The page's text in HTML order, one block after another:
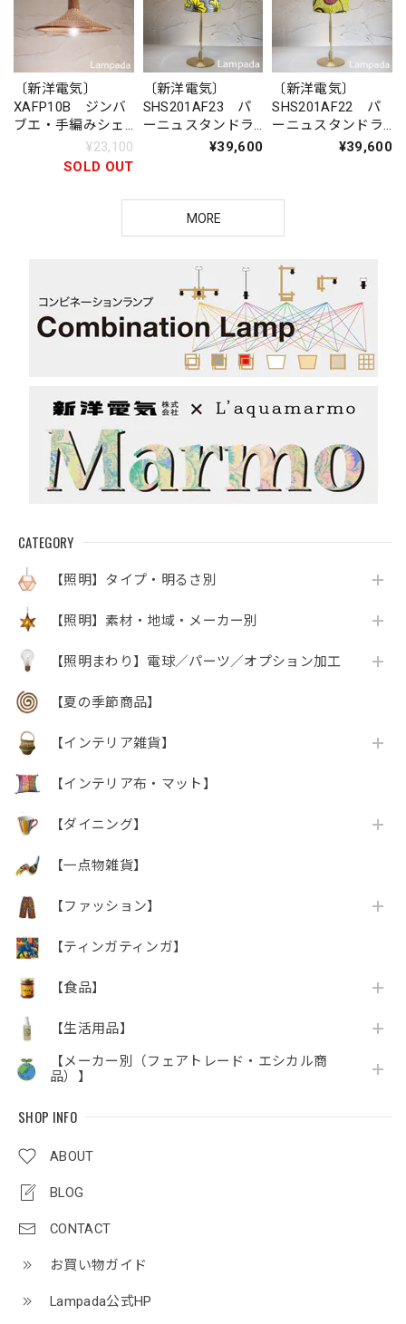
CATEGORY
【照明】タイプ・明るさ別
【照明】素材・地域・メーカー別
【照明まわり】電球／パーツ／オプション加工
【夏の季節商品】
【インテリア雑貨】
【インテリア布・マット】
【ダイニング】
【一点物雑貨】
【ファッション】
【ティンガティンガ】
【食品】
【生活用品】
【メーカー別（フェアトレード・エシカル商
品）】
SHOP INFO
ABOUT
BLOG
CONTACT
お買い物ガイド
Lampada公式HP
〔新洋電気〕
XAFP10B ジンバ
ブエ・手編みシェ
ード ペンダント
¥23,100
SOLD OUT
〔新洋電気〕
SHS201AF23 パ
ーニュスタンドラ
イト（金属脚）
¥39,600
〔新洋電気〕
SHS201AF22 パ
ーニュスタンドラ
イト（金属脚）
¥39,600
MORE